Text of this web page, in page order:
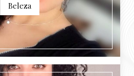
Beleza